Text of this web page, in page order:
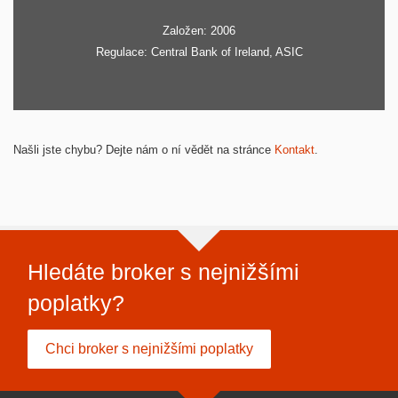
Založen: 2006
Regulace: Central Bank of Ireland, ASIC
Našli jste chybu? Dejte nám o ní vědět na stránce Kontakt
Hledáte broker s nejnižšími
poplatky?
Chci broker s nejnižšími poplatky